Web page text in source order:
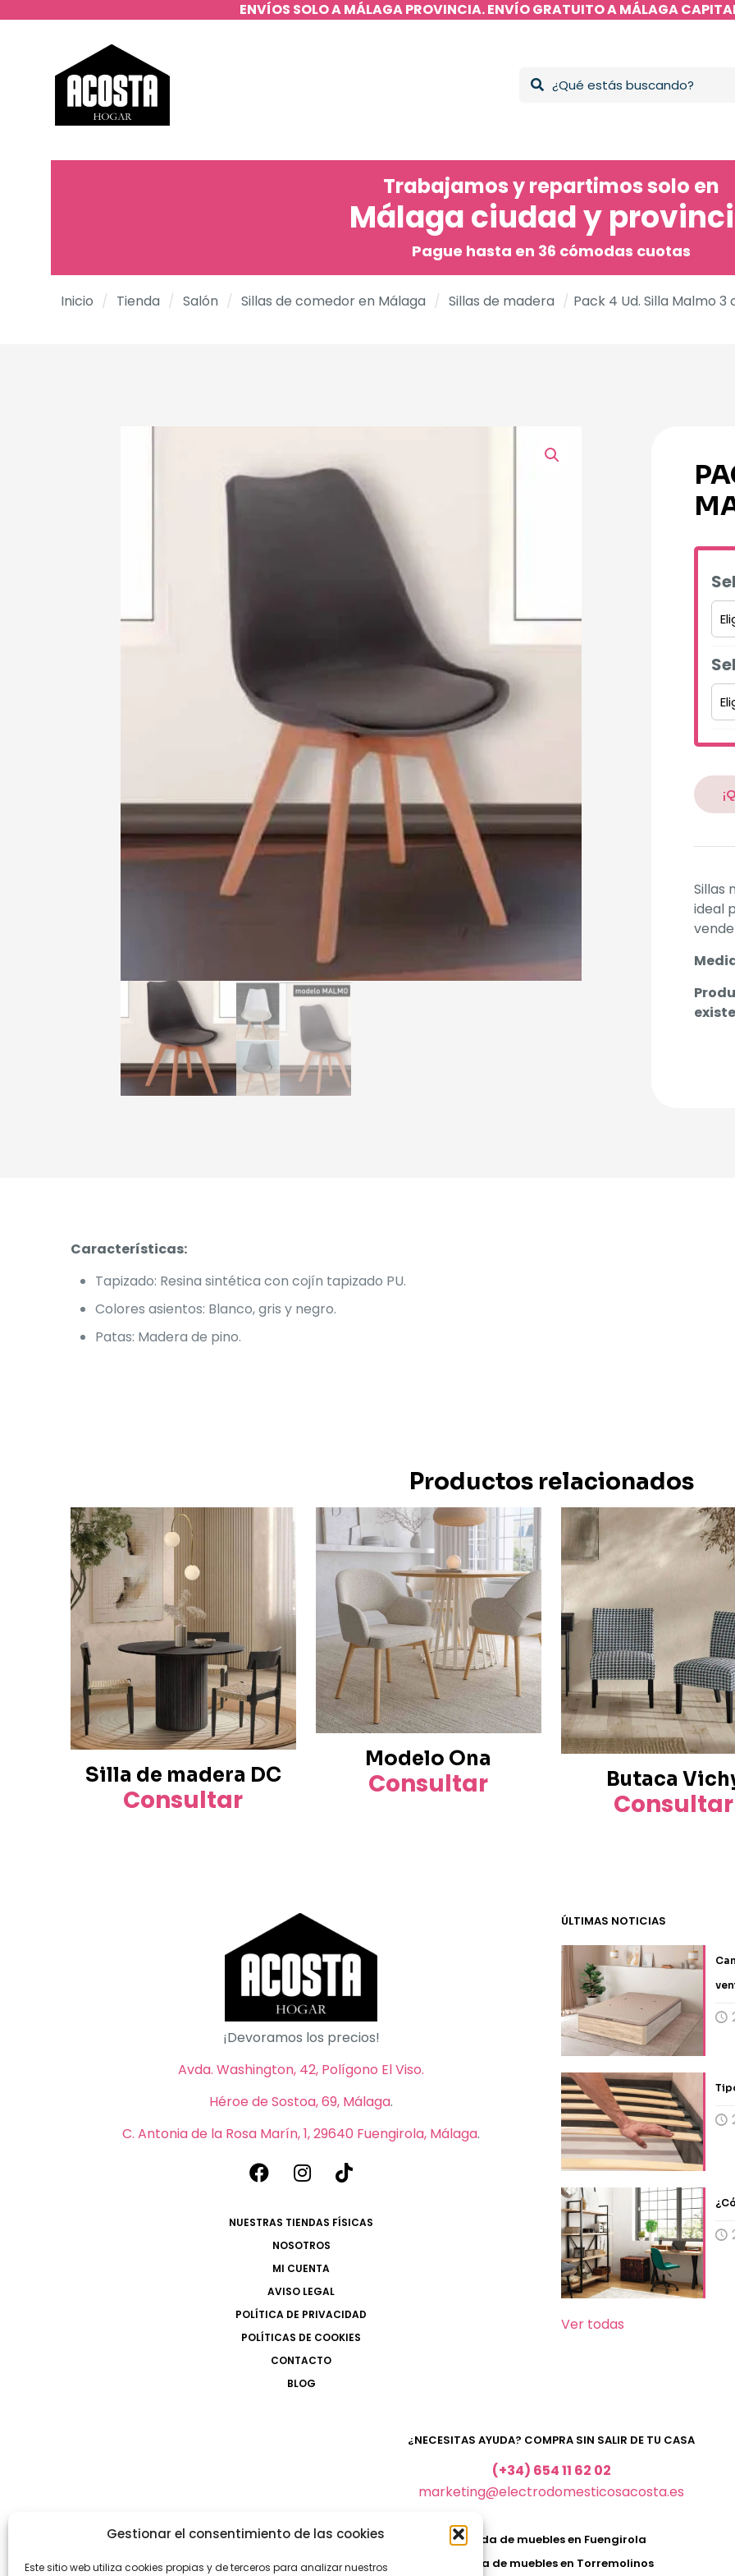
Gestionar el consentimiento de las cookies
Este sitio web utiliza cookies propias y de terceros para analizar nuestros
ENVÍOS SOLO A MÁLAGA PROVINCIA. ENVÍO GRATUITO A MÁLAGA
Trabajamos y repartimos solo en
Málaga ciudad y
Pague hasta en 36 cómodas cuotas
Inicio / Tienda / Salón / Sillas de comedor en Málaga / Sillas de madera / Pack 4 Ud. Silla Malmo 3
Sillas
ideal
Características:
Tapizado: Resina sintética con cojín tapizado PU.
Colores asientos: Blanco, gris y negro.
Patas: Madera de pino.
Productos relacionados
Silla de madera DC
Consultar
Modelo Ona
Consultar Butaca
Consultar
¡Devoramos los precios!
Avda. Washington, 42, Polígono El Viso.
Héroe de Sostoa, 69, Málaga.
C. Antonia de la Rosa Marín, 1, 29640 Fuengirola, Málaga.
NUESTRAS TIENDAS FÍSICAS
NOSOTROS
MI CUENTA
AVISO LEGAL
POLÍTICA DE PRIVACIDAD
POLÍTICAS DE COOKIES
CONTACTO
BLOG
ÚLTIMAS NOTICIAS
Ver todas
¿NECESITAS AYUDA? COMPRA SIN SALIR DE TU CASA
(+34) 654 11 62 02
marketing@electrodomesticosacosta.es
Tienda de muebles en Fuengirola
Tienda de muebles en Torremolinos